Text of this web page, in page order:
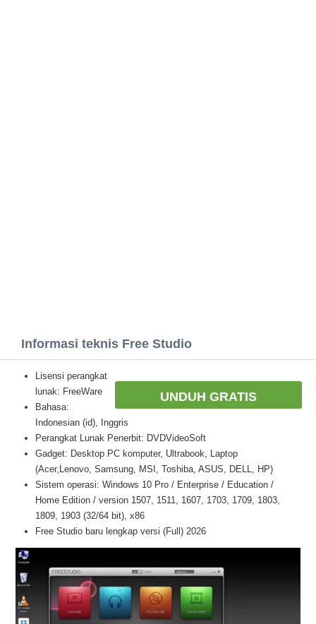
Informasi teknis Free Studio
UNDUH GRATIS
Lisensi perangkat
lunak: FreeWare
Bahasa:
Indonesian (id), Inggris
Perangkat Lunak Penerbit: DVDVideoSoft
Gadget: Desktop PC komputer, Ultrabook, Laptop
(Acer,Lenovo, Samsung, MSI, Toshiba, ASUS, DELL, HP)
Sistem operasi: Windows 10 Pro / Enterprise / Education /
Home Edition / version 1507, 1511, 1607, 1703, 1709, 1803,
1809, 1903 (32/64 bit), x86
Free Studio baru lengkap versi (Full) 2026